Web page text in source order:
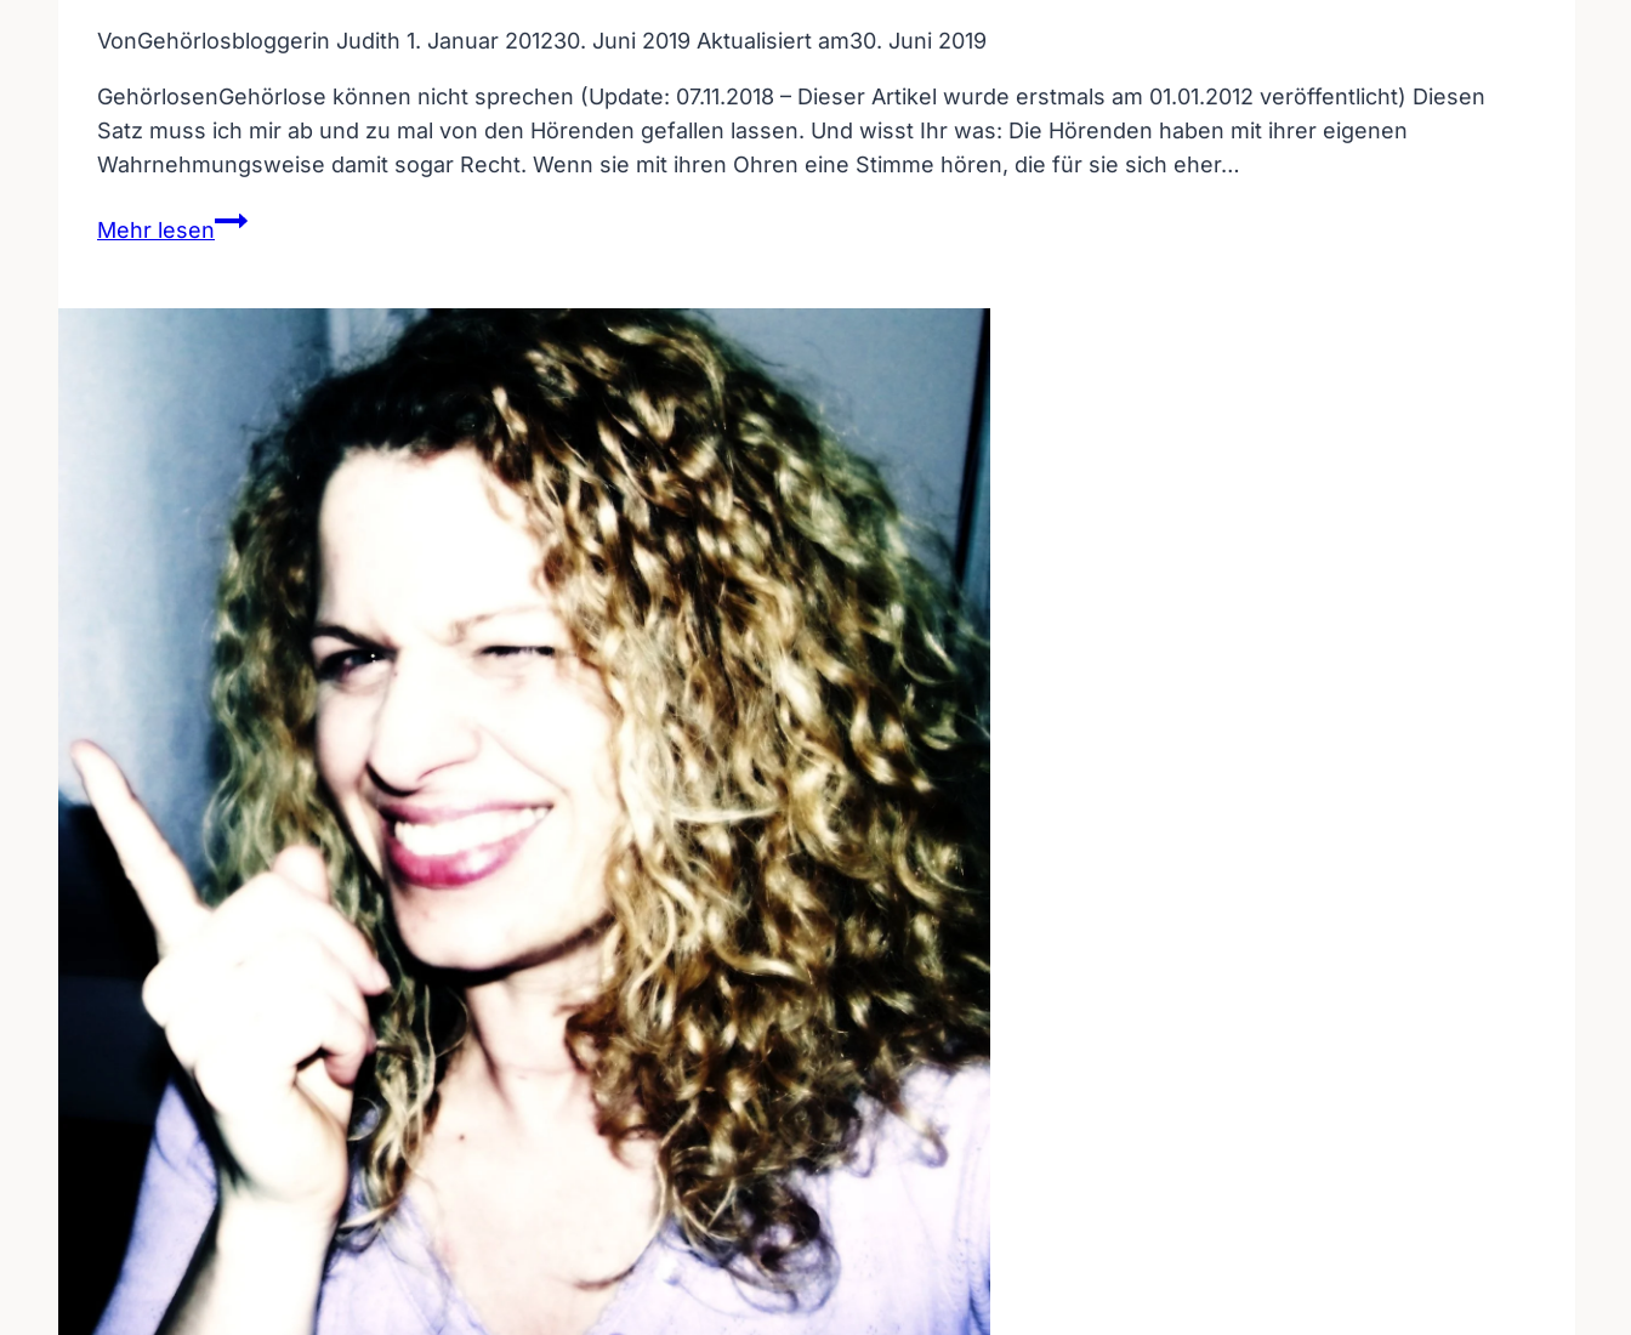
VonGehörlosbloggerin Judith 1. Januar 201230. Juni 2019 Aktualisiert am30. Juni 2019
GehörlosenGehörlose können nicht sprechen (Update: 07.11.2018 – Dieser Artikel wurde erstmals am 01.01.2012 veröffentlicht) Diesen
Satz muss ich mir ab und zu mal von den Hörenden gefallen lassen. Und wisst Ihr was: Die Hörenden haben mit ihrer eigenen
Wahrnehmungsweise damit sogar Recht. Wenn sie mit ihren Ohren eine Stimme hören, die für sie sich eher…
Mehr lesenGehörlose